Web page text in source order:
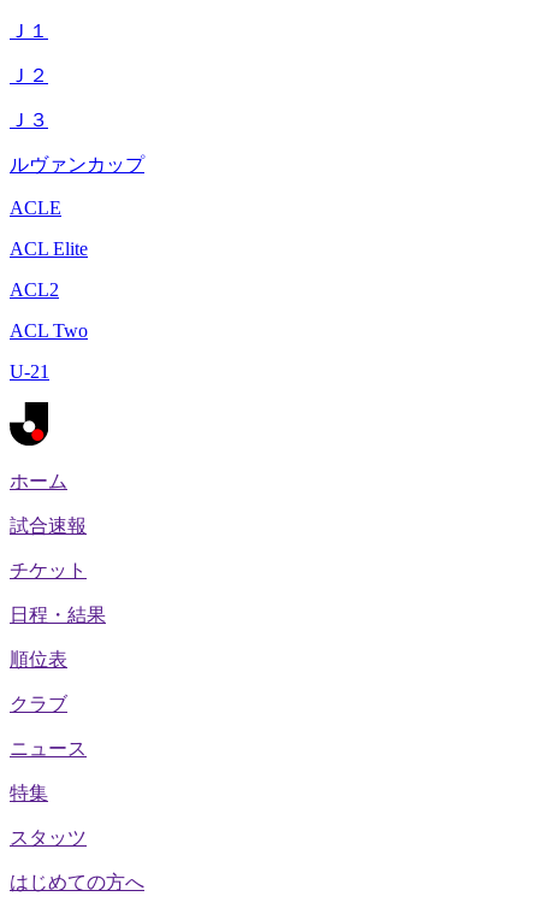
Ｊ１
Ｊ２
Ｊ３
ルヴァンカップ
ACLE
ACL Elite
ACL2
ACL Two
U-21
ホーム
試合速報
チケット
日程・結果
順位表
クラブ
ニュース
特集
スタッツ
はじめての方へ